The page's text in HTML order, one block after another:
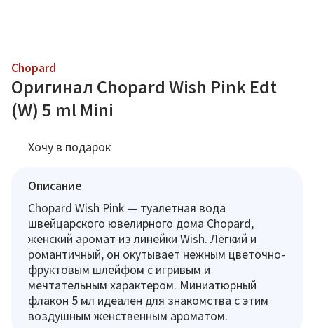
Chopard
Оригинал Chopard Wish Pink Edt
(W) 5 ml Mini
Хочу в подарок
Описание
Chopard Wish Pink — туалетная вода
швейцарского ювелирного дома Chopard,
женский аромат из линейки Wish. Лёгкий и
романтичный, он окутывает нежным цветочно-
фруктовым шлейфом с игривым и
мечтательным характером. Миниатюрный
флакон 5 мл идеален для знакомства с этим
воздушным женственным ароматом.